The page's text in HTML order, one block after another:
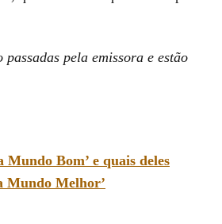
pela emissora e estão
Mundo Bom’ e quais deles
Mundo Melhor’